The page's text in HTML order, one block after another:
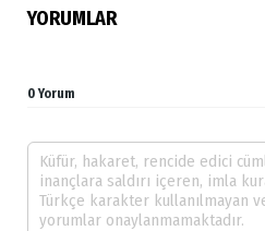
YORUMLAR
0 Yorum